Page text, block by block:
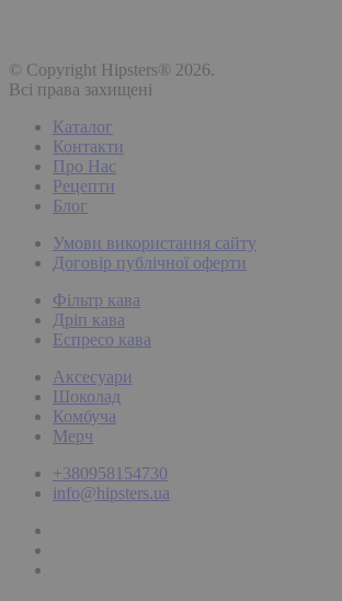
© Copyright Hipsters® 2026.
Всі права захищені
Каталог
Контакти
Про Нас
Рецепти
Блог
Умови використання сайту
Договір публічної оферти
Фільтр кава
Дріп кава
Еспресо кава
Аксесуари
Шоколад
Комбуча
Мерч
+380958154730
info@hipsters.ua